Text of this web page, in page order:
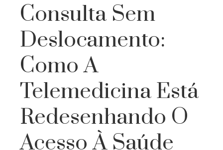
Consulta Sem
Deslocamento:
Como A
Telemedicina Está
Redesenhando O
Acesso À Saúde